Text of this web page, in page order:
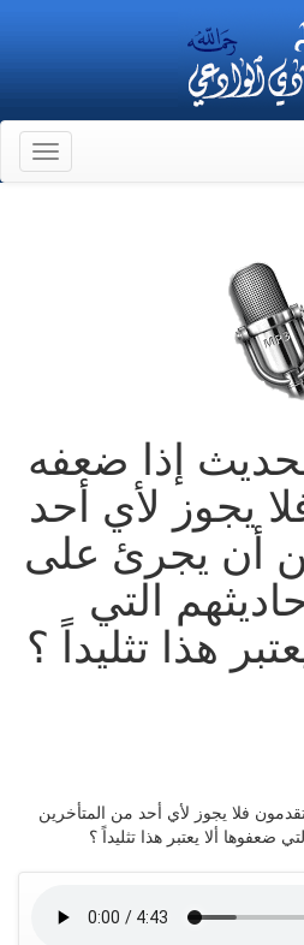
إذا ضعفه
يجوز لأي أحد
أن يجرئ على
التي
هذا تثليداً ؟
فلا يجوز لأي أحد من المتأخرين
ضعفوها ألا يعتبر هذا تثليداً ؟